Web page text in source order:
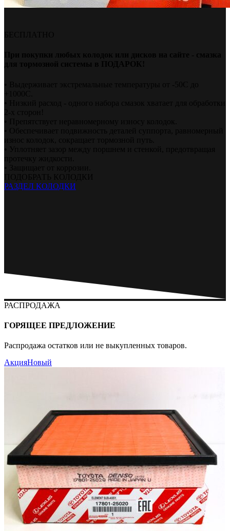
РАЗДЕЛ КОЛОДКИ
РАСПРОДАЖА
ГОРЯЩЕЕ ПРЕДЛОЖЕНИЕ
Распродажа остатков или не выкупленных товаров.
АкцияНовый